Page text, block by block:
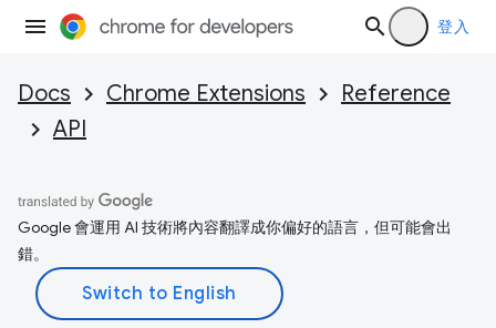
登入
Docs Chrome Extensions
Reference
API
Google 會運用 AI 技術將內容翻譯成你偏好的語言，但可能會出
錯。